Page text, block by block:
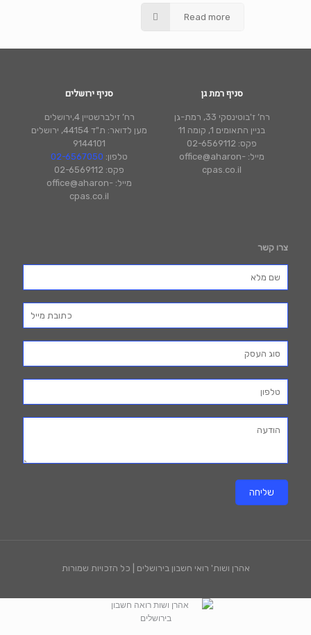
Read more
סניף רמת גן
רח’ ז'בוטינסקי 33, רמת-גן
בניין התאומים 1, קומה 11
פקס: 02-6569112
מייל: office@aharon-
cpas.co.il
סניף ירושלים
רח’ זילברשטיין 4,ירושלים
מען לדואר: ת"ד 44154, ירושלים
9144101
טלפון: 02-6567050
פקס: 02-6569112
מייל: office@aharon-
cpas.co.il
צרו קשר
אהרן ושות' רואי חשבון בירושלים | כל הזכויות שמורות